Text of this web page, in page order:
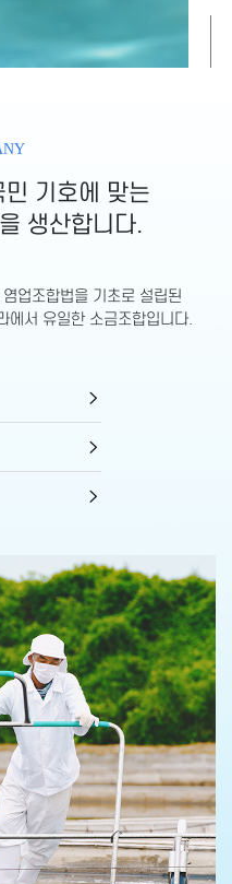
기호에 맞는
을 생산합니다.
업조합법을 기초로 설립된
에서 유일한 소금조합입니다.